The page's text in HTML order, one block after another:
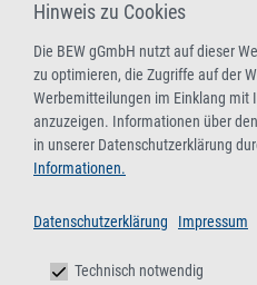
Hinweis zu Cookies
Die BEW gGmbH nutzt auf dieser
zu optimieren, die Zugriffe auf der
Werbemitteilungen im Einklang mit
anzuzeigen. Informationen über
in unserer Datenschutzerklärung
Informationen.
Datenschutzerklärung Impressum
Technisch notwendig